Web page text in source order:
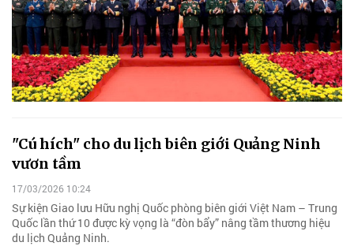
"Cú hích" cho du lịch biên giới Quảng Ninh
vươn tầm
17/03/2026 10:24
Sự kiện Giao lưu Hữu nghị Quốc phòng biên giới Việt Nam – Trung
Quốc lần thứ 10 được kỳ vọng là “đòn bẩy” nâng tầm thương hiệu
du lịch Quảng Ninh.